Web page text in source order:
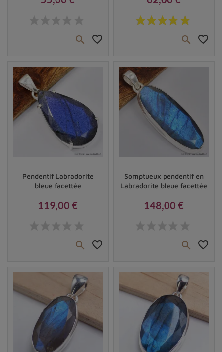
 favorite_border
Prix
 favorite_border
Pendentif Labradorite
bleue facettée
119,00 €
 favorite_border
Somptueux pendentif en
Labradorite bleue facettée
148,00 €
 favorite_border